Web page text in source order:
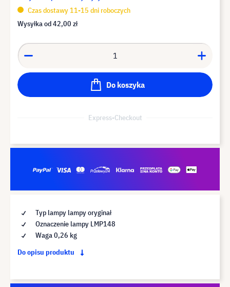
Czas dostawy 11-15 dni roboczych
Wysyłka od42,00 zł
Do koszyka
Express-Checkout
Typ lampy lampy oryginał
Oznaczenie lampy LMP148
Waga 0,26 kg
Do opisu produktu